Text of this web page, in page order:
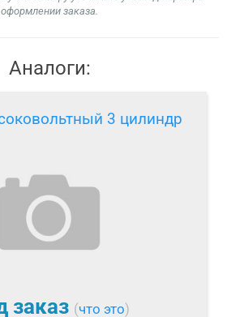
оформлении заказа.
Аналоги:
3 цилиндр
заказ (что это)